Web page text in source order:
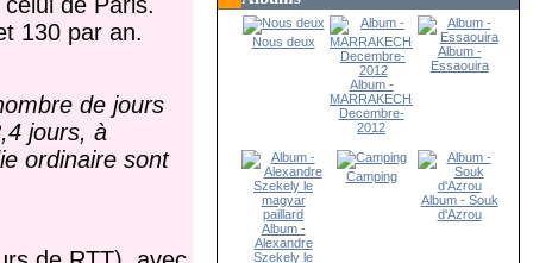
130 par an.
de jours
jours, à
ordinaire sont
Nous deux
Album -
MARRAKECH-
Decembre-
2012
Album -
Essaouira
Album -
Alexandre
Szekely le
Camping
Album - Souk
d'Azrou